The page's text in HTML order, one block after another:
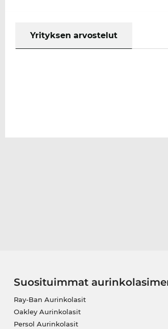
Yrityksen arvostelut
Suosituimmat
Ray-Ban Aurinkolasit
Oakley Aurinkolasit
Persol Aurinkolasit